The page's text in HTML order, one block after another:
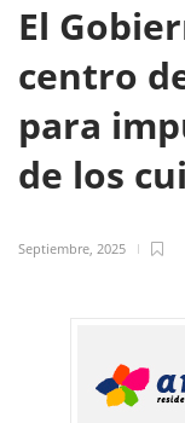
El
centro
para
de los
Septiembre, 2025